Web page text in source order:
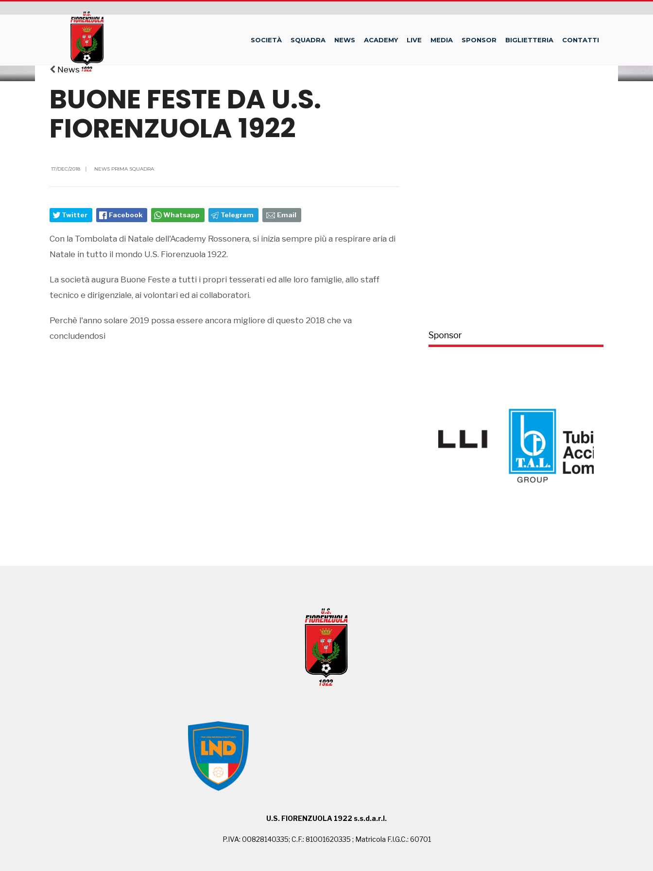
SOCIETÀ SQUADRA NEWS ACADEMY LIVE MEDIA SPONSOR BIGLIETTERIA CONTATTI
News
BUONE FESTE DA U.S.
FIORENZUOLA 1922
17/DEC/2018 | NEWS PRIMA SQUADRA
Twitter Facebook Whatsapp Telegram Email
Con la Tombolata di Natale dell'Academy Rossonera, si inizia sempre più a respirare aria di
Natale in tutto il mondo U.S. Fiorenzuola 1922.
La società augura Buone Feste a tutti i propri tesserati ed alle loro famiglie, allo staff
tecnico e dirigenziale, ai volontari ed ai collaboratori.
Perchè l'anno solare 2019 possa essere ancora migliore di questo 2018 che va
concludendosi
Sponsor
U.S. FIORENZUOLA 1922 s.s.d.a.r.l.
P.IVA: 00828140335; C.F.: 81001620335 ; Matricola F.I.G.C.: 60701